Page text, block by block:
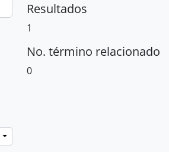
Resultados
1
No. término relacionado
0